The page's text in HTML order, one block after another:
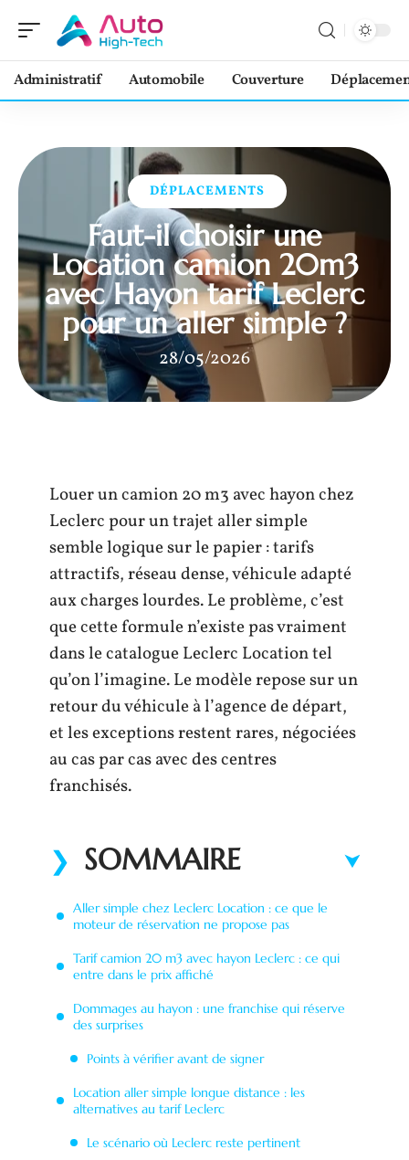
Administratif Automobile Couverture
DÉPLACEMENTS
Faut-il choisir une
Location camion 20m3
avec Hayon tarif Leclerc
pour un aller simple ?
28/05/2026
Louer un camion 20 m3 avec hayon chez
Leclerc pour un trajet aller simple
semble logique sur le papier : tarifs
attractifs, réseau dense, véhicule adapté
aux charges lourdes. Le problème, c’est
que cette formule n’existe pas vraiment
dans le catalogue Leclerc Location tel
qu’on l’imagine. Le modèle repose sur un
retour du véhicule à l’agence de départ,
et les exceptions restent rares, négociées
au cas par cas avec des centres
franchisés.
SOMMAIRE
Aller simple chez Leclerc Location : ce que le
moteur de réservation ne propose pas
Tarif camion 20 m3 avec hayon Leclerc : ce qui
entre dans le prix affiché
Dommages au hayon : une franchise qui réserve
des surprises
Points à vérifier avant de signer
Location aller simple longue distance : les
alternatives au tarif Leclerc
Le scénario où Leclerc reste pertinent